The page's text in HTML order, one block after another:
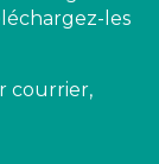
les
courrier,